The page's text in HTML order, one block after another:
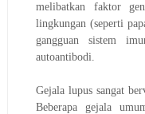
melibatkan faktor
lingkungan (seperti
gangguan sistem
autoantibodi.
Gejala lupus sangat
Beberapa gejala